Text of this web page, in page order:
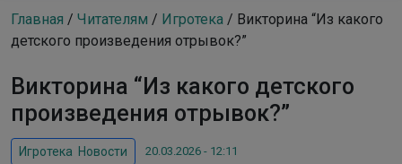
Главная / Читателям / Игротека / Викторина “Из какого
детского произведения отрывок?”
Викторина “Из какого детского
произведения отрывок?”
Игротека Новости 20.03.2026 - 12:11